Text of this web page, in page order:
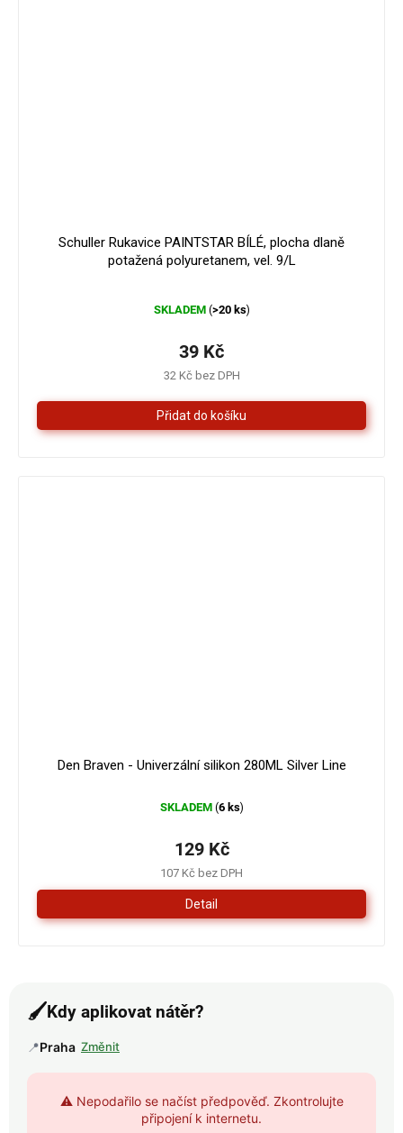
Schuller Rukavice PAINTSTAR BÍLÉ, plocha dlaně
potažená polyuretanem, vel. 9/L
hodnocení
je
z
5
hvězdiček.
SKLADEM (>20 ks)
32 Kč bez DPH
39 Kč
Den Braven - Univerzální silikon 280ML Silver Line
SKLADEM (6 ks)
107 Kč bez DPH
129 Kč
Detail
🖌️Kdy aplikovat nátěr?
📍Praha Změnit
⚠️ Nepodařilo se načíst předpověď. Zkontrolujte
připojení k internetu.